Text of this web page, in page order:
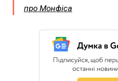
про Монфіса